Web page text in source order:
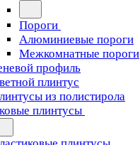
Пороги
Алюминиевые пороги
Межкомнатные пороги
профиль
плинтус
из полистирола
плинтусы